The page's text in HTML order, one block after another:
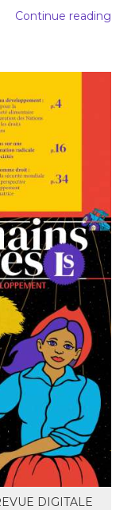
Continue reading
DIGITALE